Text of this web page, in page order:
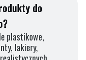
do
plastikowe,
lakiery,